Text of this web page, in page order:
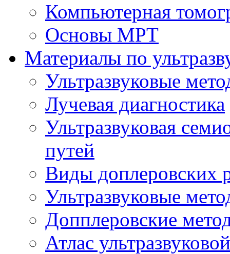
Компьютерная
Основы МРТ
Материалы по
Ультразвуковые
Лучевая диагностика
Ультразвуковая
путей
Виды доплеровских
Ультразвуковые
Допплеровские
Атлас